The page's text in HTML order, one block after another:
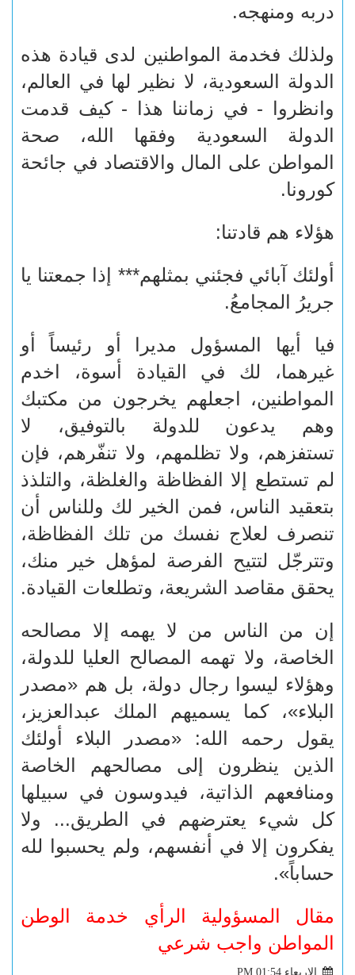
دربه ومنهجه.
ولذلك فخدمة المواطنين لدى قيادة هذه
الدولة السعودية، لا نظير لها في العالم،
وانظروا - في زماننا هذا - كيف قدمت
الدولة السعودية وفقها الله، صحة
المواطن على المال والاقتصاد في جائحة
كورونا.
هؤلاء هم قادتنا:
أولئك آبائي فجئني بمثلهم*** إذا جمعتنا يا
جريرُ المجامعُ.
فيا أيها المسؤول مديرا أو رئيساً أو
غيرهما، لك في القيادة أسوة، اخدم
المواطنين، اجعلهم يخرجون من مكتبك
وهم يدعون للدولة بالتوفيق، لا
تستفزهم، ولا تظلمهم، ولا تنفّرهم، فإن
لم تستطع إلا الفظاظة والغلظة، والتلذذ
بتعقيد الناس، فمن الخير لك وللناس أن
تنصرف لعلاج نفسك من تلك الفظاظة،
وتترجّل لتتيح الفرصة لمؤهل خير منك،
يحقق مقاصد الشريعة، وتطلعات القيادة.
إن من الناس من لا يهمه إلا مصالحه
الخاصة، ولا تهمه المصالح العليا للدولة،
وهؤلاء ليسوا رجال دولة، بل هم «مصدر
البلاء»، كما يسميهم الملك عبدالعزيز،
يقول رحمه الله: «مصدر البلاء أولئك
الذين ينظرون إلى مصالحهم الخاصة
ومنافعهم الذاتية، فيدوسون في سبيلها
كل شيء يعترضهم في الطريق... ولا
يفكرون إلا في أنفسهم، ولم يحسبوا لله
حساباً».
مقال المسؤولية الرأي خدمة الوطن
المواطن واجب شرعي
الاربعاء PM 01:54